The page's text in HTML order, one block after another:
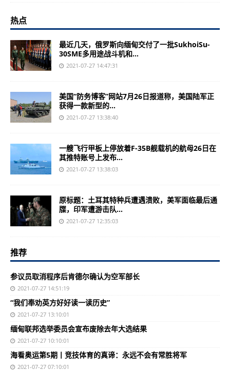
热点
最近几天，俄罗斯向缅甸交付了一批SukhoiSu-
30SME多用途战斗机和...
2021-07-27 14:47:31
美国“防务博客”网站7月26日报道称，美国陆军正
获得一款新型的...
2021-07-27 13:38:40
一艘飞行甲板上停放着F-35B舰载机的航母26日在
其推特账号上发布...
2021-07-27 13:38:03
原标题：土耳其特种兵遭遇溃败，美军面临最后通
牒，印军遭游击队...
2021-07-27 12:35:03
推荐
参议员取消程序后肯德尔确认为空军部长
2021-07-27 14:51:19
“我们奉劝英方好好读一读历史”
2021-07-27 13:10:01
缅甸联邦选举委员会宣布废除去年大选结果
2021-07-27 10:10:01
海看奥运第5期丨竞技体育的真谛：永远不会有常胜将军
2021-07-27 07:10:01